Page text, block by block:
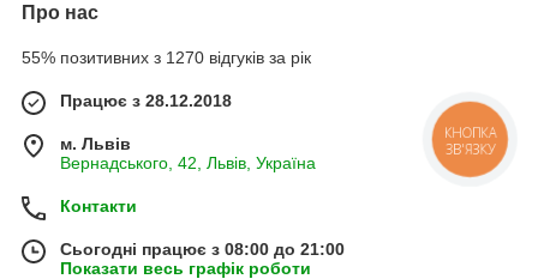
Про нас
55% позитивних з 1270 відгуків за рік
Працює з 28.12.2018
м. Львів
Вернадського, 42, Львів, Україна
Контакти
Сьогодні працює з 08:00 до 21:00
Показати весь графік роботи
КНОПКА
ЗВ'ЯЗКУ